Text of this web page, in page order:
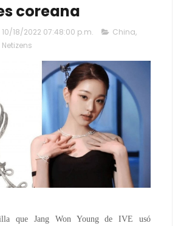
coreana
10/18/2022 07:48:00 p.m. China,
Netizens
que Jang Won Young de IVE usó